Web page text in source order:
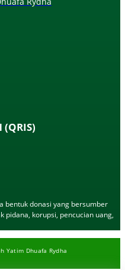
(QRIS)
bentuk donasi yang bersumber
pidana, korupsi, pencucian uang,
Yatim Dhuafa Rydha